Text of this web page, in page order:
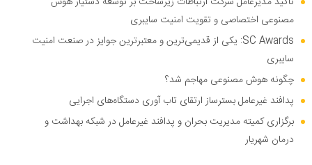
مصنوعی اختصاصی و تقویت امنیت سایبری
SC Awards: یکی از قدیمی‌ترین و معتبرترین جوایز در صنعت امنیت
سایبری
چگونه هوش مصنوعی مهاجم شد؟
پدافند غیرعامل بسترساز ارتقای تاب آوری دستگاه‌های اجرایی
برگزاری کمیته مدیریت بحران و پدافند غیرعامل در شبکه بهداشت و
درمان شهریار